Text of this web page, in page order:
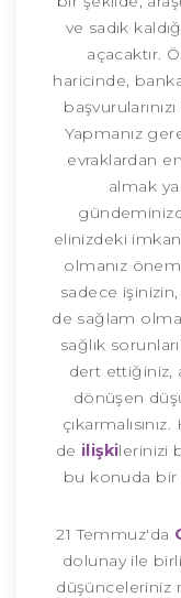
ve sadık
açacaktır.
haricinde,
Yapmanız
evraklardan
almak
elinizdeki
olmanız
sadece
de sağlam
sağlık
dert ettiğiniz,
dönüşen
de ilişkilerinizi
bu konuda bir
21 Temmuz'da
dolunay ile
düşünceleriniz